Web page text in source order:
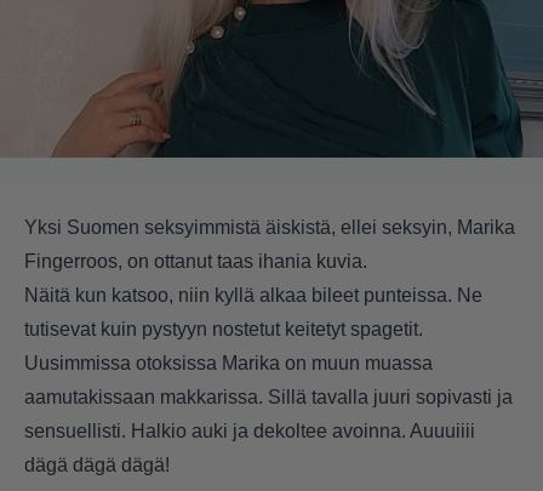
Yksi Suomen seksyimmistä äiskistä, ellei seksyin, Marika
Fingerroos, on ottanut taas ihania kuvia.
Näitä kun katsoo, niin kyllä alkaa bileet punteissa. Ne
tutisevat kuin pystyyn nostetut keitetyt spagetit.
Uusimmissa otoksissa Marika on muun muassa
aamutakissaan makkarissa. Sillä tavalla juuri sopivasti ja
sensuellisti. Halkio auki ja dekoltee avoinna. Auuuiiii
dägä dägä dägä!